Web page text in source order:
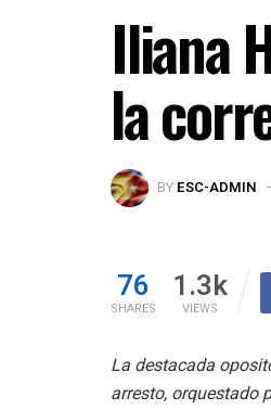
Iliana
la
BY ESC-ADMIN
76
SHARES
1.3k
VIEWS
La destacada
arresto, orquestado